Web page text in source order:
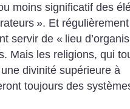
moins significatif des
». Et
servir de « lieu
Mais les religions, qui
divinité supérieure à
toujours des